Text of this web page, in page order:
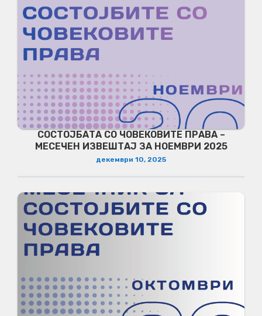
СОСТОЈБАТА СО ЧОВЕКОВИТЕ ПРАВА –
МЕСЕЧЕН ИЗВЕШТАЈ ЗА НОЕМВРИ 2025
декември 10, 2025